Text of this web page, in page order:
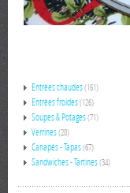
Entrées chaudes(161)
Entrées froides(126)
Soupes & Potages(71)
Verrines(28)
Canapés - Tapas(67)
Sandwiches - Tartines(34)